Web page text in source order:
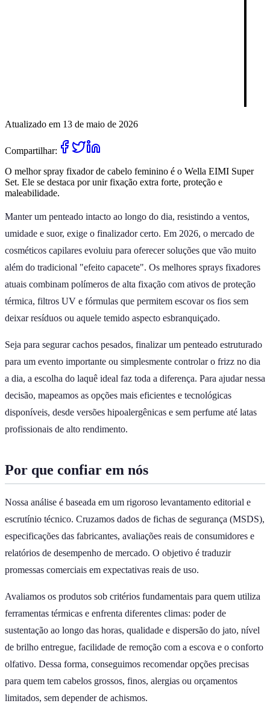
Atualizado em 13 de maio de 2026
Compartilhar:
O melhor spray fixador de cabelo feminino é o Wella EIMI Super
Set. Ele se destaca por unir fixação extra forte, proteção e
maleabilidade.
Manter um penteado intacto ao longo do dia, resistindo a ventos,
umidade e suor, exige o finalizador certo. Em 2026, o mercado de
cosméticos capilares evoluiu para oferecer soluções que vão muito
além do tradicional "efeito capacete". Os melhores sprays fixadores
atuais combinam polímeros de alta fixação com ativos de proteção
térmica, filtros UV e fórmulas que permitem escovar os fios sem
deixar resíduos ou aquele temido aspecto esbranquiçado.
Seja para segurar cachos pesados, finalizar um penteado estruturado
para um evento importante ou simplesmente controlar o frizz no dia
a dia, a escolha do laquê ideal faz toda a diferença. Para ajudar nessa
decisão, mapeamos as opções mais eficientes e tecnológicas
disponíveis, desde versões hipoalergênicas e sem perfume até latas
profissionais de alto rendimento.
Por que confiar em nós
Nossa análise é baseada em um rigoroso levantamento editorial e
escrutínio técnico. Cruzamos dados de fichas de segurança (MSDS),
especificações das fabricantes, avaliações reais de consumidores e
relatórios de desempenho de mercado. O objetivo é traduzir
promessas comerciais em expectativas reais de uso.
Avaliamos os produtos sob critérios fundamentais para quem utiliza
ferramentas térmicas e enfrenta diferentes climas: poder de
sustentação ao longo das horas, qualidade e dispersão do jato, nível
de brilho entregue, facilidade de remoção com a escova e o conforto
olfativo. Dessa forma, conseguimos recomendar opções precisas
para quem tem cabelos grossos, finos, alergias ou orçamentos
limitados, sem depender de achismos.